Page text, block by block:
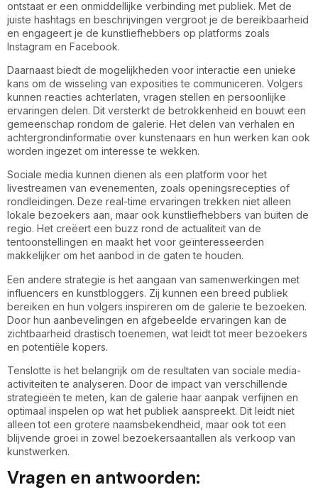
ontstaat er een onmiddellijke verbinding met publiek. Met de
juiste hashtags en beschrijvingen vergroot je de bereikbaarheid
en engageert je de kunstliefhebbers op platforms zoals
Instagram en Facebook.
Daarnaast biedt de mogelijkheden voor interactie een unieke
kans om de wisseling van exposities te communiceren. Volgers
kunnen reacties achterlaten, vragen stellen en persoonlijke
ervaringen delen. Dit versterkt de betrokkenheid en bouwt een
gemeenschap rondom de galerie. Het delen van verhalen en
achtergrondinformatie over kunstenaars en hun werken kan ook
worden ingezet om interesse te wekken.
Sociale media kunnen dienen als een platform voor het
livestreamen van evenementen, zoals openingsrecepties of
rondleidingen. Deze real-time ervaringen trekken niet alleen
lokale bezoekers aan, maar ook kunstliefhebbers van buiten de
regio. Het creëert een buzz rond de actualiteit van de
tentoonstellingen en maakt het voor geïnteresseerden
makkelijker om het aanbod in de gaten te houden.
Een andere strategie is het aangaan van samenwerkingen met
influencers en kunstbloggers. Zij kunnen een breed publiek
bereiken en hun volgers inspireren om de galerie te bezoeken.
Door hun aanbevelingen en afgebeelde ervaringen kan de
zichtbaarheid drastisch toenemen, wat leidt tot meer bezoekers
en potentiële kopers.
Tenslotte is het belangrijk om de resultaten van sociale media-
activiteiten te analyseren. Door de impact van verschillende
strategieën te meten, kan de galerie haar aanpak verfijnen en
optimaal inspelen op wat het publiek aanspreekt. Dit leidt niet
alleen tot een grotere naamsbekendheid, maar ook tot een
blijvende groei in zowel bezoekersaantallen als verkoop van
kunstwerken.
Vragen en antwoorden: